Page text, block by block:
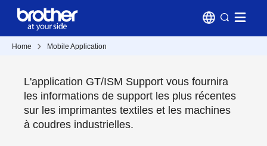
Home Mobile Application
L'application GT/ISM Support vous fournira
les informations de support les plus récentes
sur les imprimantes textiles et les machines
à coudres industrielles.